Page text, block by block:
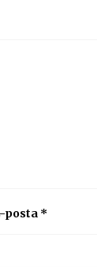
posta *